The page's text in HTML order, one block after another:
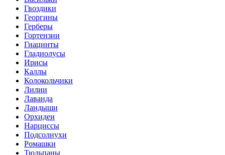
Гвоздики
Георгины
Герберы
Гортензии
Гиацинты
Гладиолусы
Ирисы
Каллы
Колокольчики
Лилии
Лаванда
Ландыши
Орхидеи
Нарциссы
Подсолнухи
Ромашки
Тюльпаны